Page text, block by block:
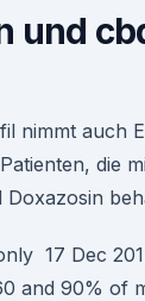
und
nimmt auch
die
Doxazosin
17 Dec
and 90% of